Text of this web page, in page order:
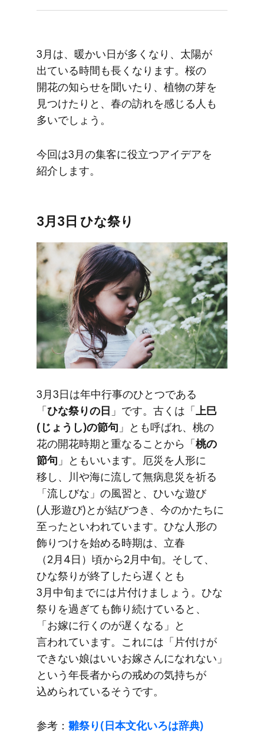
3月は、​暖かい​日が​多くなり、​太陽が​
出ている​時間も​長くなります。​桜の​
開花の​知らせを​聞いたり、​植物の​芽を​
見つけたりと、​春の​訪れを​感じる​人も​
多いでしょう。
今回は​3月の​集客に​役立つアイデアを​
紹介します。
3月3日 ひな​祭り
3月3日は​年中行事の​ひとつである​
「 ひな​祭りの​日 」です。​古くは​「 上巳
(じょうし)の​節句 」とも​呼ばれ、​桃の​
花の​開花時期と​重なる​ことから​「 桃の​
節句 」とも​いいます。​厄災を​人形に​
移し、​川や​海に​流して​無病息災を​祈る​
「流しびな」の​風習と、​ひいな​遊び
(人形​遊び)とが​結び​つき、​今のかたちに​
至ったと​いわれています。​ひな​人形の​
飾りつけを​始める​時期は、​立春​
（2月4日）​頃から​2月中旬。​そして、​
ひな​祭りが​終了したら​遅くとも​
3月中旬までには​片付けましょう。​ひな​
祭りを​過ぎても​飾り続けていると、​
「お嫁に​行くのが​遅くなる」と​
言われています。​これには​「片付けが​
できない​娘は​いい​お嫁さんに​なれない」
と​いう​年長者からの​戒めの​気持ちが​
込められている​そうです。
参考： 雛祭り(日本文化いろは​辞典)